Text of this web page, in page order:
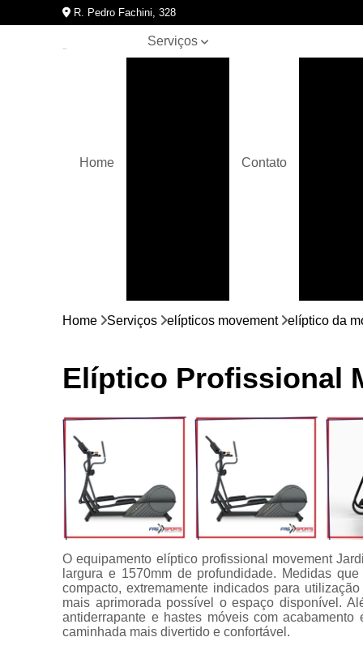
R. Pedro Fachini, 328
Home
Serviços
academia
Esteiras
Locação de
aparelhos
equipamentos
academia
para
equipamentos
de academia
Multi estação
Venda de
equipamentos
para
academia
Contato
Home Serviços elípticos movement elíptico da
Elíptico Profissional
O equipamento elíptico profissional movement
largura e 1570mm de profundidade. Medidas
compacto, extremamente indicados para
mais aprimorada possível o espaço disponível.
antiderrapante e hastes móveis com
caminhada mais divertido e confortável.